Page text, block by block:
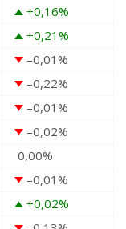
+0,16%
+0,21%
–0,01%
–0,22%
–0,01%
–0,02%
0,00%
–0,01%
+0,02%